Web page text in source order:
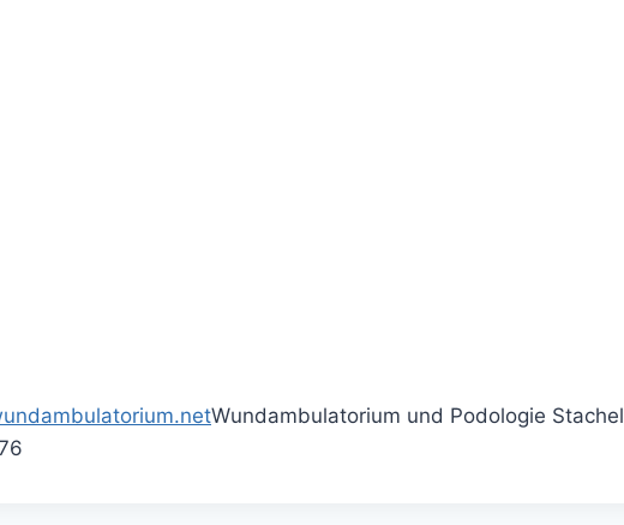
Wundambulatorium und Podologie Stachel